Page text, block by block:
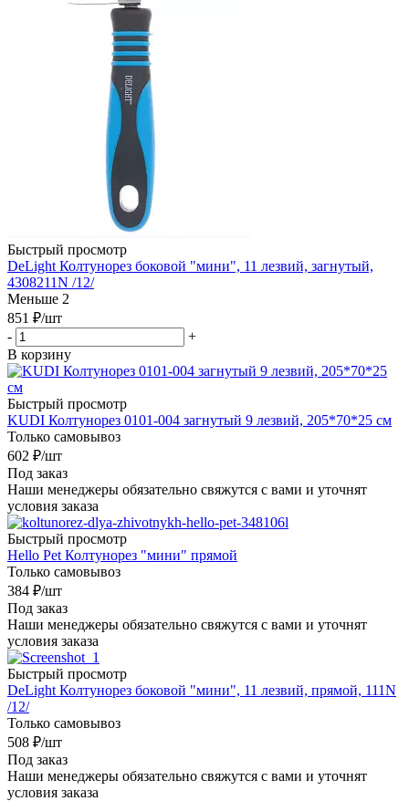
Быстрый просмотр
DeLight Колтунорез боковой "мини", 11 лезвий, загнутый,
4308211N /12/
Меньше 2
851 ₽/шт
-
+
В корзину
Быстрый просмотр
KUDI Колтунорез 0101-004 загнутый 9 лезвий, 205*70*25 см
Только самовывоз
602 ₽/шт
Под заказ
Наши менеджеры обязательно свяжутся с вами и уточнят
условия заказа
Быстрый просмотр
Hello Pet Колтунорез "мини" прямой
Только самовывоз
384 ₽/шт
Под заказ
Наши менеджеры обязательно свяжутся с вами и уточнят
условия заказа
Быстрый просмотр
DeLight Колтунорез боковой "мини", 11 лезвий, прямой, 111N
/12/
Только самовывоз
508 ₽/шт
Под заказ
Наши менеджеры обязательно свяжутся с вами и уточнят
условия заказа